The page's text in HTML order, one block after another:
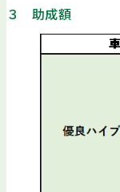
３ 助成額